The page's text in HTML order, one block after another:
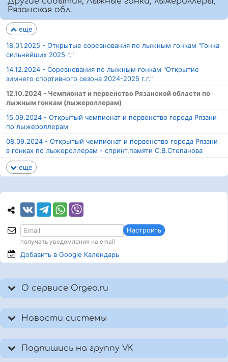
Рязанская обл.
еще
18.01.2025 - Открытые соревнования по лыжным гонкам "Гонка
сильнейших 2025 г."
14.12.2024 - Соревнования по лыжным гонкам "Открытие
зимнего спортивного сезона 2024-2025 г.г."
12.10.2024 - Чемпионат и первенство Рязанской области по
лыжным гонкам (лыжероллерам)
15.09.2024 - Открытый чемпионат и первенство города Рязани
по лыжероллерам
08.09.2024 - Открытый чемпионат и первенство города Рязани
в гонках по лыжероллерам - спринт,памяти С.В.Степанова
еще
Настроить
получать уведомления на email
Добавить в Google Календарь
О сервисе Orgeo.ru
Новости системы
Подпишись на группу VK